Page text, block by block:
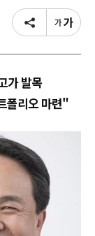
가 발목
폴리오 마련"